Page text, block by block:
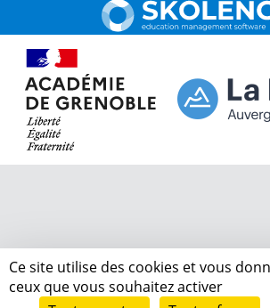
Ce site utilise des cookies et vous
ceux que vous souhaitez activer